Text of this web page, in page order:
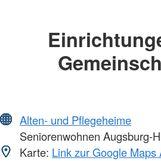
Alten- und Pflegeheime
Seniorenwohnen Augsburg-
Karte: Link zur Google Maps